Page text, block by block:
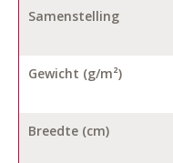
Samenstelling
Gewicht (g/m²)
Breedte (cm)